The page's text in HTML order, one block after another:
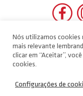
Nós utilizamos cookies
mais relevante
clicar em “Aceitar”,
cookies.
Configurações de